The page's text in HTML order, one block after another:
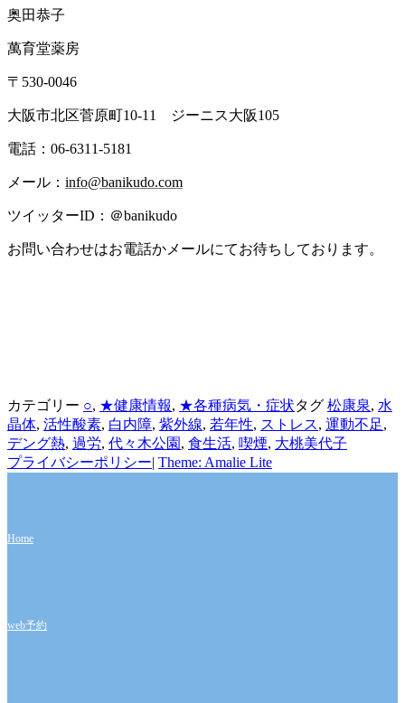
奥田恭子
萬育堂薬房
〒530-0046
大阪市北区菅原町10-11 ジーニス大阪105
電話：06-6311-5181
メール： info@banikudo.com
ツイッターID：＠banikudo
お問い合わせはお電話かメールにてお待ちしております。
カテゴリー ○, ★健康情報, ★各種病気・症状タグ 松康泉, 水
晶体, 活性酸素, 白内障, 紫外線, 若年性, ストレス, 運動不足,
デング熱, 過労, 代々木公園 , 食生活, 喫煙, 大桃美代子
プライバシーポリシー| Theme: Amalie Lite
Home
web予約